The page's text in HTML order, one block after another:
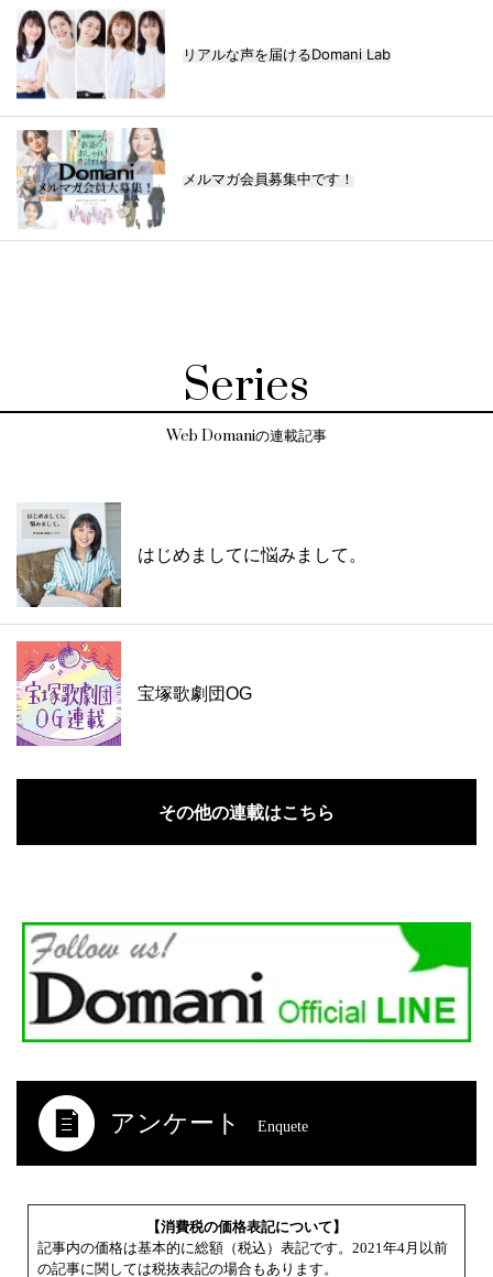
リアルな声を届けるDomani Lab
メルマガ会員募集中です！
Series
Web Domaniの連載記事
はじめましてに悩みまして。
宝塚歌劇団OG
その他の連載はこちら
アンケート Enquete
【消費税の価格表記について】
記事内の価格は基本的に総額（税込）表記です。2021年4月以前
の記事に関しては税抜表記の場合もあります。